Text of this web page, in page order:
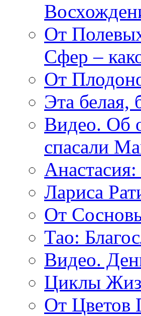
От
Сфер –
От
Эта белая,
Видео. Об
спасали
Лариса
От
Тао:
Видео.
Циклы
От Цветов